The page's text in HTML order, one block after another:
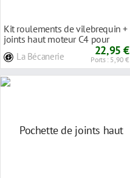
Kit roulements de vilebrequin +
joints haut moteur C4 pour
La Bécanerie 22,95 €
Ports : 5,90 €